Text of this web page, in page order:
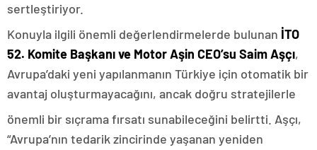
sertleştiriyor.
Konuyla ilgili önemli değerlendirmelerde bulunan İTO
52. Komite Başkanı ve Motor Aşin CEO’su Saim Aşçı,
Avrupa’daki yeni yapılanmanın Türkiye için otomatik bir
avantaj oluşturmayacağını, ancak doğru stratejilerle
önemli bir sıçrama fırsatı sunabileceğini belirtti. Aşçı,
“Avrupa’nın tedarik zincirinde yaşanan yeniden